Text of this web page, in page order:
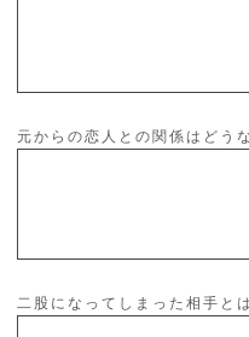
元からの恋人との関係はどう
二股になってしまった相手と